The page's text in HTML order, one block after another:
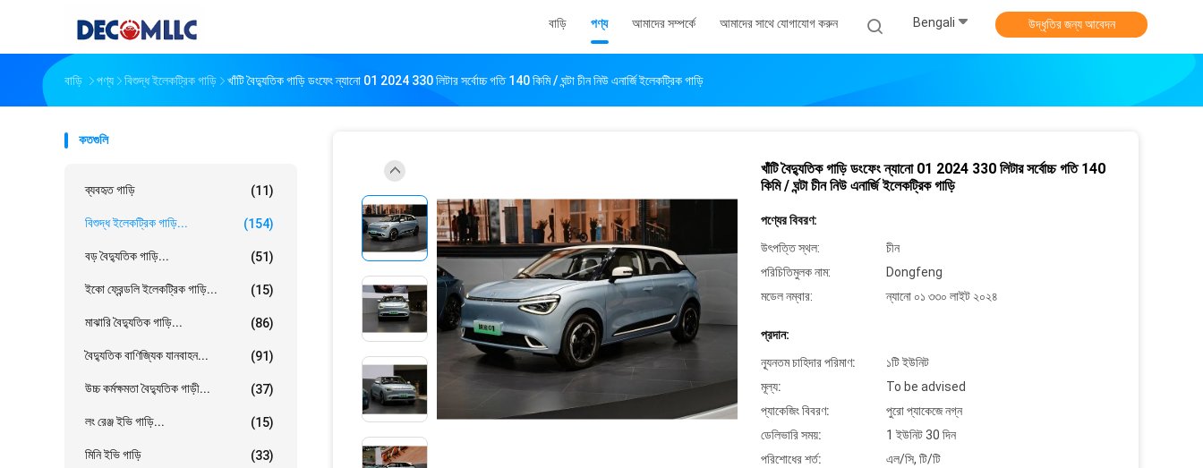
বাড়ি পণ্য আমাদের সম্পর্কে আমাদের সাথে যোগাযোগ করুন Bengali উদ্ধৃতির জন্য আবেদন
বাড়ি পণ্য বিশুদ্ধ ইলেকট্রিক গাড়ি খাঁটি বৈদ্যুতিক গাড়ি ডংফেং ন্যানো 01 2024 330 লিটার সর্বোচ্চ গতি 140 কিমি / ঘন্টা চীন নিউ এনার্জি ইলেকট্রিক গাড়ি
কতগুলি
ব্যবহৃত গাড়ি (11)
বিশুদ্ধ ইলেকট্রিক গাড়ি... (154)
বড় বৈদ্যুতিক গাড়ি... (51)
ইকো ফ্রেন্ডলি ইলেকট্রিক গাড়ি... (15)
মাঝারি বৈদ্যুতিক গাড়ি... (86)
বৈদ্যুতিক বাণিজ্যিক যানবাহন... (91)
উচ্চ কর্মক্ষমতা বৈদ্যুতিক গাড়ী... (37)
লং রেঞ্জ ইভি গাড়ি... (15)
মিনি ইভি গাড়ি (33)
খাঁটি বৈদ্যুতিক গাড়ি ডংফেং ন্যানো 01 2024 330 লিটার সর্বোচ্চ গতি 140
কিমি / ঘন্টা চীন নিউ এনার্জি ইলেকট্রিক গাড়ি
পণ্যের বিবরণ:
উৎপত্তি স্থল:
চীন
পরিচিতিমুলক নাম:
Dongfeng
মডেল নম্বার:
ন্যানো ০১ ৩৩০ লাইট ২০২৪
প্রদান:
ন্যূনতম চাহিদার পরিমাণ:
১টি ইউনিট
মূল্য:
To be advised
প্যাকেজিং বিবরণ:
পুরো প্যাকেজে নগ্ন
ডেলিভারি সময়:
1 ইউনিট 30 দিন
পরিশোধের শর্ত:
এল/সি, টি/টি